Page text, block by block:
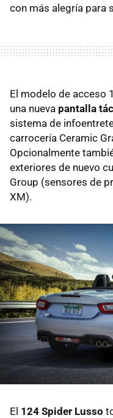
con más alegría para
El modelo de acceso
una nueva pantalla
sistema de
carrocería Ceramic
Opcionalmente
exteriores de nuevo
Group (sensores de
XM).
El 124 Spider Lusso